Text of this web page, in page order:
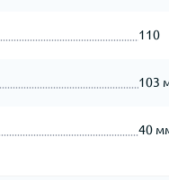
110
103
40